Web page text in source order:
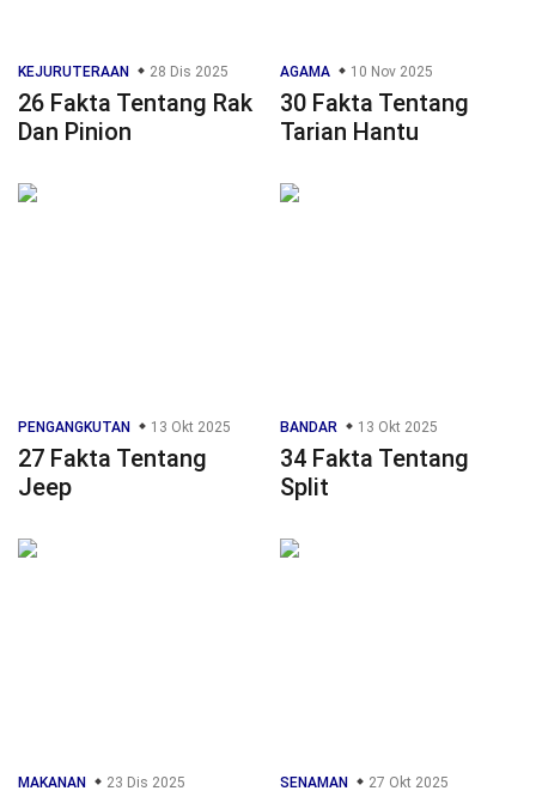
KEJURUTERAAN 28 Dis 2025
26 Fakta Tentang Rak
Dan Pinion
AGAMA 10 Nov 2025
30 Fakta Tentang
Tarian Hantu
PENGANGKUTAN 13 Okt 2025
27 Fakta Tentang
Jeep
BANDAR 13 Okt 2025
34 Fakta Tentang
Split
MAKANAN 23 Dis 2025 SENAMAN 27 Okt 2025